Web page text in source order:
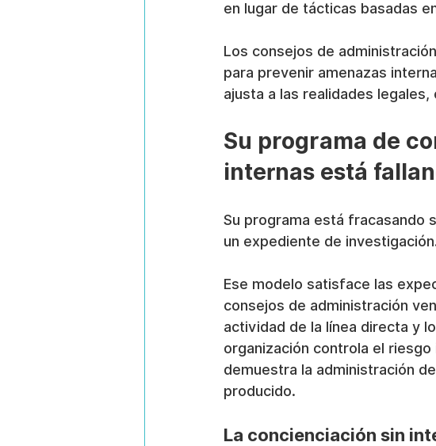
en lugar de tácticas basadas
Los consejos de
para prevenir amenazas
ajusta a las realidades
Su programa de
internas está
Su programa está fracasando
un expediente de
Ese modelo satisface las
consejos de administración
actividad de la línea directa y
organización controla el
demuestra la administración
producido.
La concienciación sin